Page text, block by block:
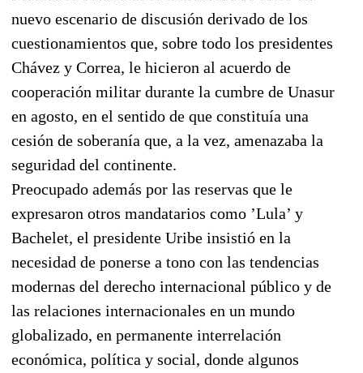
nuevo escenario de discusión derivado de los
cuestionamientos que, sobre todo los presidentes
Chávez y Correa, le hicieron al acuerdo de
cooperación militar durante la cumbre de Unasur
en agosto, en el sentido de que constituía una
cesión de soberanía que, a la vez, amenazaba la
seguridad del continente.
Preocupado además por las reservas que le
expresaron otros mandatarios como ’Lula’ y
Bachelet, el presidente Uribe insistió en la
necesidad de ponerse a tono con las tendencias
modernas del derecho internacional público y de
las relaciones internacionales en un mundo
globalizado, en permanente interrelación
económica, política y social, donde algunos